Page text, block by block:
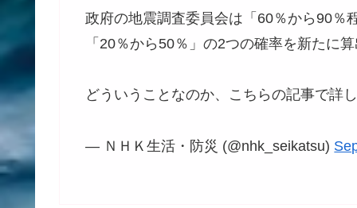
政府の地震調査委員会は「60％から90％
「20％から50％」の2つの確率を新たに
どういうことなのか、こちらの記事で詳
— ＮＨＫ生活・防災 (@nhk_seikatsu)